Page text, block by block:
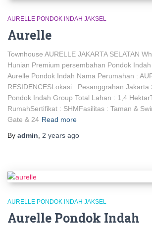
AURELLE PONDOK INDAH JAKSEL
Aurelle
Townhouse AURELLE JAKARTA SELATAN
Hunian Premium persembahan Pondok
Aurelle Pondok Indah Nama Perumahan :
RESIDENCESLokasi : Pesanggrahan Jakarta
Pondok Indah Group Total Lahan : 1,4
RumahSertifikat : SHMFasilitas : Taman &
Gate & 24 Read more
By admin, 2 years ago
AURELLE PONDOK INDAH JAKSEL
Aurelle Pondok Indah